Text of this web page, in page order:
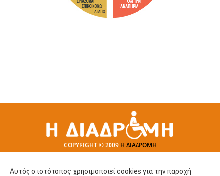
COPYRIGHT © 2009 Η ΔΙΑΔΡΟΜΗ
Αυτός ο ιστότοπος χρησιμοποιεί cookies για την παροχή